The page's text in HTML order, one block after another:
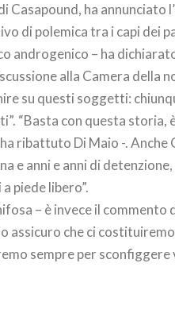
Casapound, ha annunciato
di polemica tra i capi dei
androgenico – ha
alla Camera della
su questi soggetti:
“Basta con questa storia,
ribattuto Di Maio -. Anche
e anni e anni di
piede libero”.
– è invece il
assicuro che ci
sempre per sconfiggere